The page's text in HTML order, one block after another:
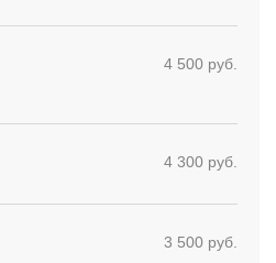
4 500 руб.
4 300 руб.
3 500 руб.